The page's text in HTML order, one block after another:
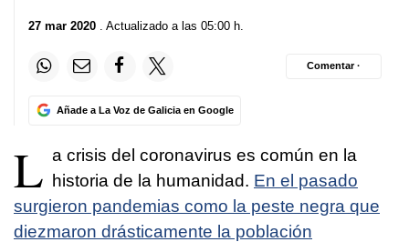
27 mar 2020 . Actualizado a las 05:00 h.
Añade a La Voz de Galicia en Google
Comentar ·
L a crisis del coronavirus es común en la
historia de la humanidad. En el pasado
surgieron pandemias como la peste negra que
diezmaron drásticamente la población